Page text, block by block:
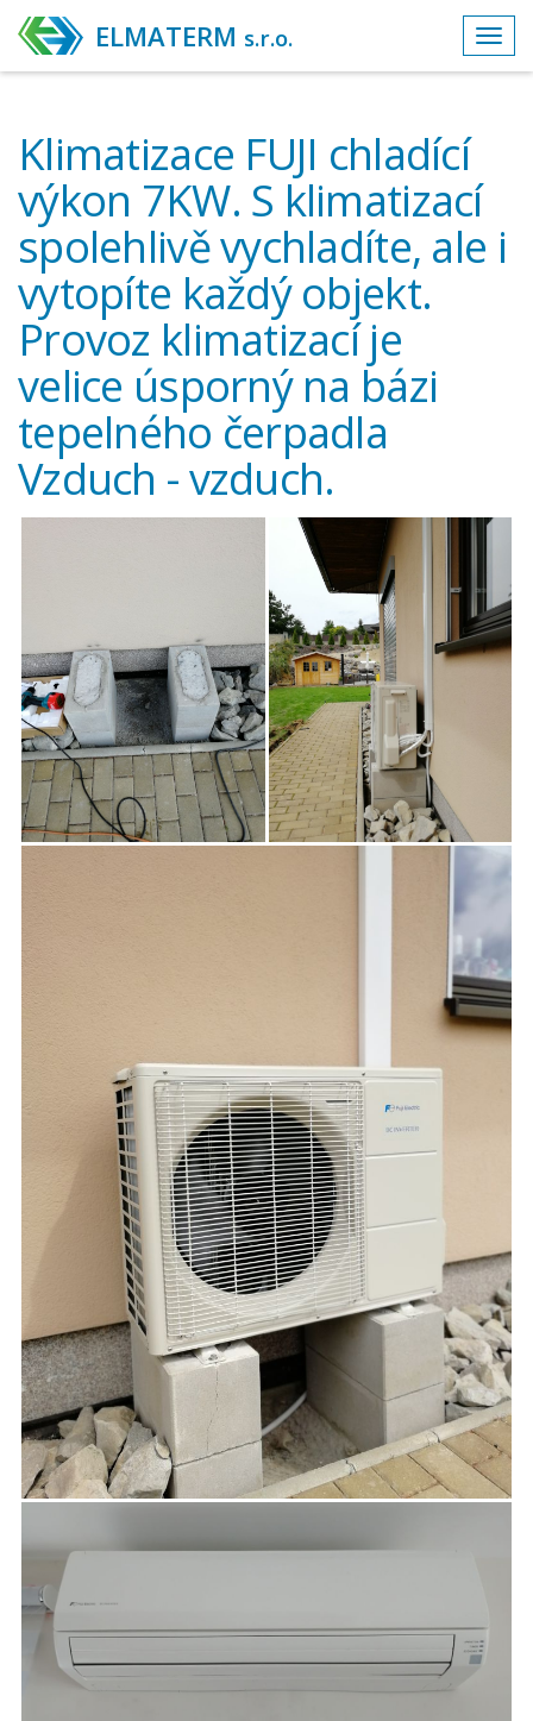
ELMATERM s.r.o.
Klimatizace FUJI chladící
výkon 7KW. S klimatizací
spolehlivě vychladíte, ale i
vytopíte každý objekt.
Provoz klimatizací je
velice úsporný na bázi
tepelného čerpadla
Vzduch - vzduch.